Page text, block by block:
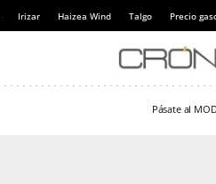
Irizar Haizea Wind Talgo Precio
Pásate al